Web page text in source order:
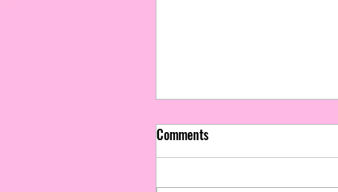
Comments